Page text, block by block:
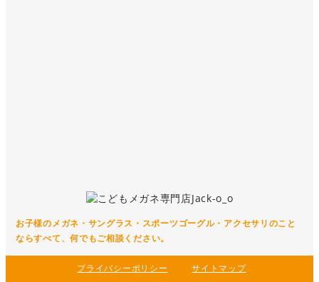
お子様のメガネ・サングラス・スポーツゴーグル・アクセサリのこと
ならすべて、何でもご相談ください。
プライバシーポリシー サイトマップ